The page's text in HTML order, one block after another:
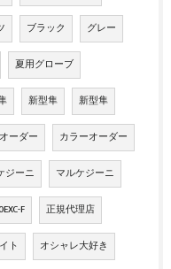
ブラック グレー
夏用グローブ
新型隼 新型隼
ーダー カラーオーダー
ジーニ マルケジーニ
F 正規代理店
ト オシャレ大好き